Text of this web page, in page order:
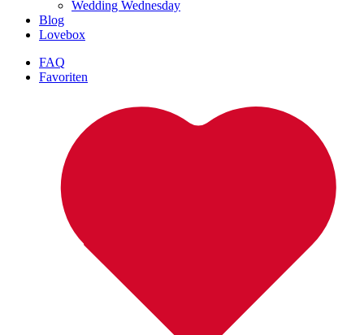
Wedding Wednesday
Blog
Lovebox
FAQ
Favoriten